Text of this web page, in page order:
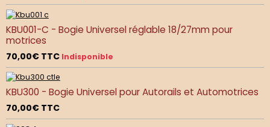
KBU001-C - Bogie Universel réglable 18/27mm pour
motrices
70,00€ TTC Indisponible
KBU300 - Bogie Universel pour Autorails et Automotrices
70,00€ TTC